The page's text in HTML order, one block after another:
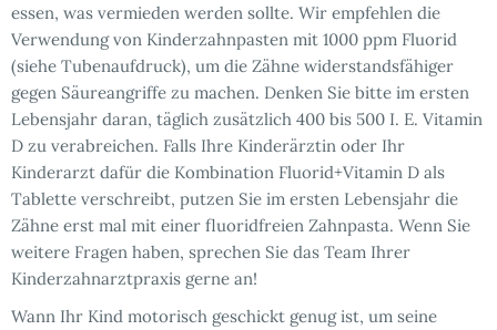
essen, was vermieden werden sollte. Wir empfehlen die
Verwendung von Kinderzahnpasten mit 1000 ppm Fluorid
(siehe Tubenaufdruck), um die Zähne widerstandsfähiger
gegen Säureangriffe zu machen. Denken Sie bitte im ersten
Lebensjahr daran, täglich zusätzlich 400 bis 500 I. E. Vitamin
D zu verabreichen. Falls Ihre Kinderärztin oder Ihr
Kinderarzt dafür die Kombination Fluorid+Vitamin D als
Tablette verschreibt, putzen Sie im ersten Lebensjahr die
Zähne erst mal mit einer fluoridfreien Zahnpasta. Wenn Sie
weitere Fragen haben, sprechen Sie das Team Ihrer
Kinderzahnarztpraxis gerne an!
Wann Ihr Kind motorisch geschickt genug ist, um seine